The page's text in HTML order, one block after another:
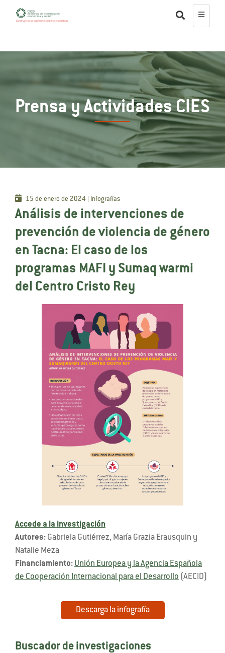
Prensa y Actividades CIES
15 de enero de 2024 | Infografías
Análisis de intervenciones de
prevención de violencia de género
en Tacna: El caso de los
programas MAFI y Sumaq warmi
del Centro Cristo Rey
Accede a la investigación
Autores: Gabriela Gutiérrez, María Grazia Erausquin y
Natalie Meza
Financiamiento: Unión Europea y la Agencia Española
de Cooperación Internacional para el Desarrollo (AECID)
Descarga la infografía
Buscador de investigaciones